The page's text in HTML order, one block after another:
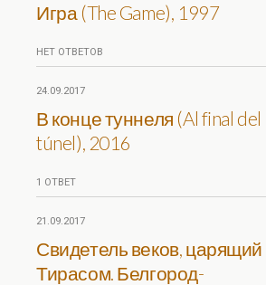
Игра (The Game), 1997
НЕТ ОТВЕТОВ
24.09.2017
В конце туннеля (Al final del
túnel), 2016
1 ОТВЕТ
21.09.2017
Свидетель веков,
Тирасом. Белгород-